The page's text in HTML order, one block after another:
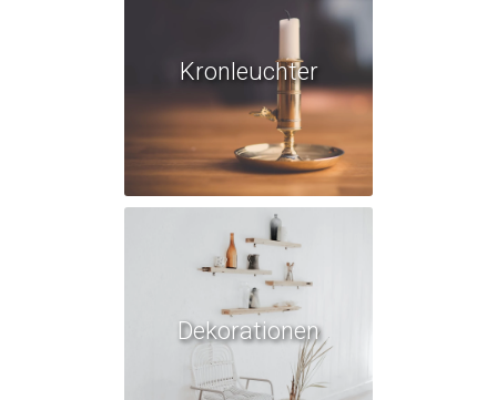
Dekorationen
Kronleuchter